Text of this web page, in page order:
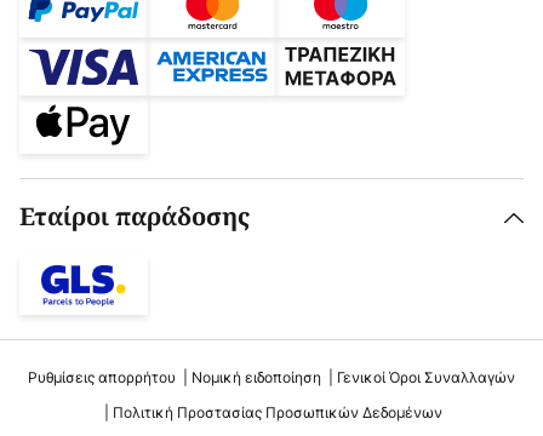
Εταίροι παράδοσης
Ρυθμίσεις απορρήτου Νομική ειδοποίηση
Γενικοί Όροι Συναλλαγών
Πολιτική Προστασίας Προσωπικών Δεδομένων